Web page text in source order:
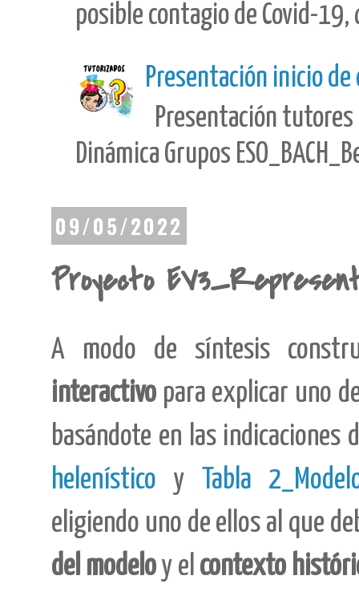
posible contagio de Covid-
Presentación inicio de
Presentación
Dinámica Grupos
09/05/2022
Proyecto
A modo de síntesis
interactivo para explicar uno
basándote en las indicaciones
helenístico y
Tabla
eligiendo uno de ellos al que
del modeloy el contexto